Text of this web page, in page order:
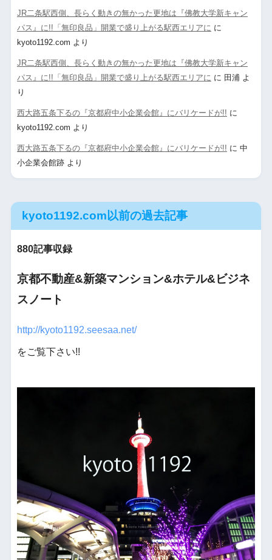
JR二条駅西側、長らく動きの無かった更地は『佛教大学新キャン
パス』に!!「無印良品」開業で盛り上がる駅西エリアに に
kyoto1192.com より
JR二条駅西側、長らく動きの無かった更地は『佛教大学新キャン
パス』に!!「無印良品」開業で盛り上がる駅西エリアに に 田浦よ
り
西大路五条下るの『京都府中小企業会館』にバリケードが!! に
kyoto1192.com より
西大路五条下るの『京都府中小企業会館』にバリケードが!! に 中
小企業会館跡より
kyoto1192.com以前の過去記事
880記事収録
京都不動産&新築マンション&ホテル&ビジネ
スノート
http://kyoto1192.seesaa.net/
をご覧下さい!!